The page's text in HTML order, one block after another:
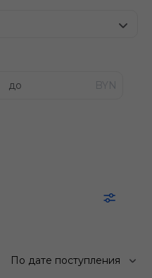
BYN
По дате поступления